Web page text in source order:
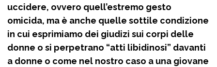
uccidere, ovvero quell’estremo gesto
omicida, ma è anche quelle sottile condizione
in cui esprimiamo dei giudizi sui corpi delle
donne o si perpetrano “atti libidinosi” davanti
a donne o come nel nostro caso a una giovane